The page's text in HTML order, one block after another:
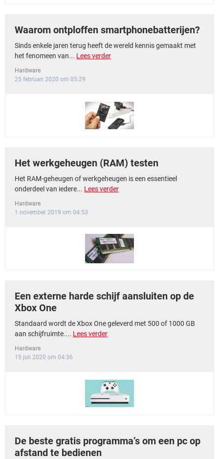
Waarom ontploffen smartphonebatterijen?
Sinds enkele jaren terug heeft de wereld kennis gemaakt met
het fenomeen van... Lees verder
Hardware
25 februari 2020 om 05:29
Het werkgeheugen (RAM) testen
Het RAM-geheugen of werkgeheugen is een essentieel
onderdeel van iedere... Lees verder
Hardware
1 november 2019 om 04:53
Een externe harde schijf aansluiten op de
Xbox One
Standaard wordt de Xbox One geleverd met 500 of 1000 GB
aan schijfruimte.... Lees verder
Hardware
15 juli 2020 om 04:36
De beste gratis programma’s om een pc op
afstand te bedienen